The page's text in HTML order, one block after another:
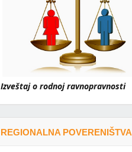
Izveštaj o rodnoj ravnopravnosti
REGIONALNA POVERENIŠTVA